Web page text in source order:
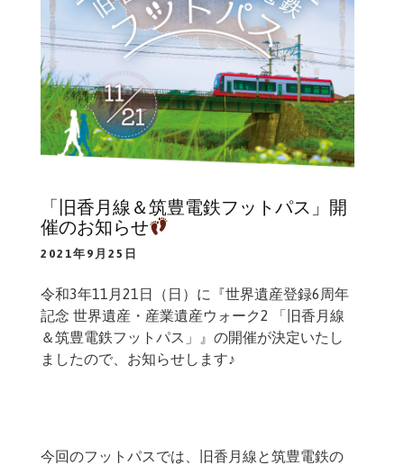
「旧香月線＆筑豊電鉄フットパス」開
催のお知らせ
2021年9月25日
令和3年11月21日（日）に『世界遺産登録6周年
記念 世界遺産・産業遺産ウォーク2 「旧香月線
＆筑豊電鉄フットパス」』の開催が決定いたし
ましたので、お知らせします♪
今回のフットパスでは、旧香月線と筑豊電鉄の